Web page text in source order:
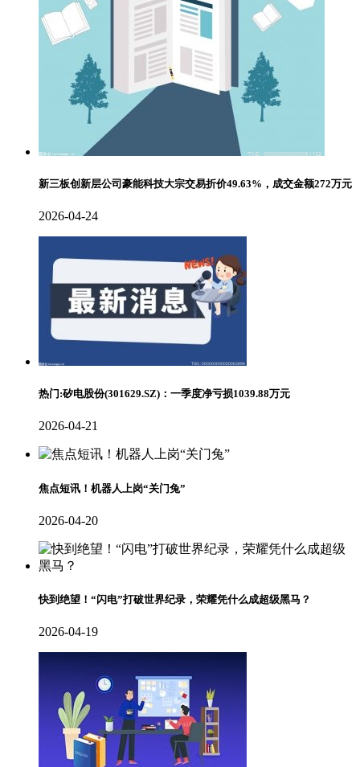
新三板创新层公司豪能科技大宗交易折价49.63%，成交金额272万元
2026-04-24
热门:矽电股份(301629.SZ)：一季度净亏损1039.88万元
2026-04-21
焦点短讯！机器人上岗“关门兔”
2026-04-20
快到绝望！“闪电”打破世界纪录，荣耀凭什么成超级黑马？
2026-04-19